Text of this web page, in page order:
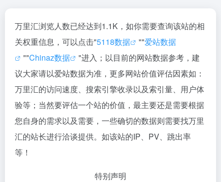
万里汇浏览人数已经达到1.1K，如你需要查询该站的相
关权重信息，可以点击"5118数据 ""爱站数据
""Chinaz数据
"进入；以目前的网站数据参考，建
议大家请以爱站数据为准，更多网站价值评估因素如：
万里汇的访问速度、搜索引擎收录以及索引量、用户体
验等；当然要评估一个站的价值，最主要还是需要根据
您自身的需求以及需要，一些确切的数据则需要找万里
汇的站长进行洽谈提供。如该站的IP、PV、跳出率
等！
特别声明